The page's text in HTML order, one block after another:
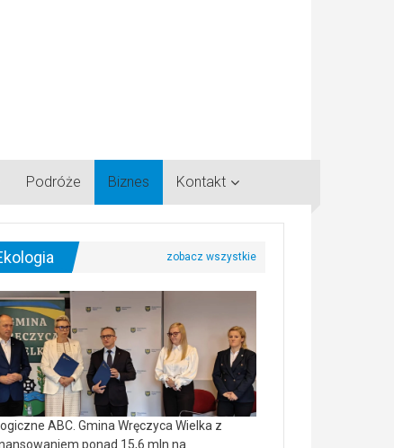
Podróże Biznes Kontakt
ABC. Gmina Wręczyca Wielka z
ponad 15,6 mln na